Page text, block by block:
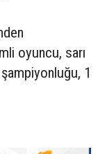
oyuncu, sarı
1